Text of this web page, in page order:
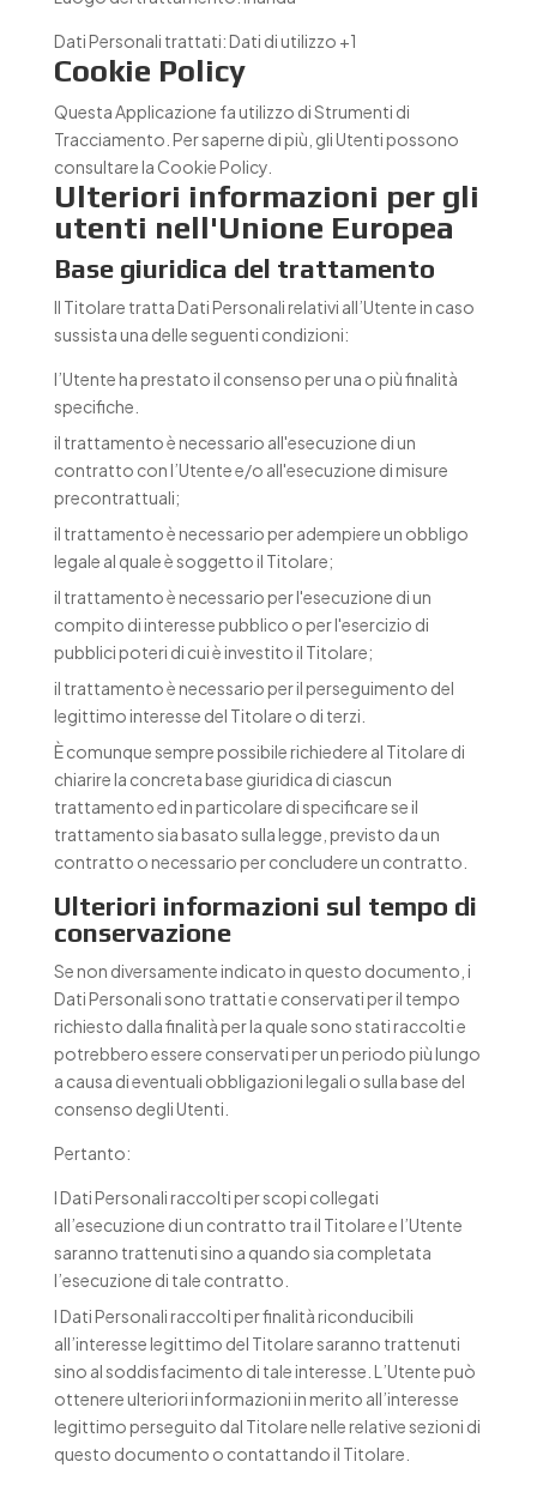
Dati Personali trattati:Dati di utilizzo +1
Cookie Policy
Questa Applicazione fa utilizzo di Strumenti di
Tracciamento. Per saperne di più, gli Utenti possono
consultare la Cookie Policy.
Ulteriori informazioni per gli
utenti nell'Unione Europea
Base giuridica del trattamento
Il Titolare tratta Dati Personali relativi all’Utente in caso
sussista una delle seguenti condizioni:
l’Utente ha prestato il consenso per una o più finalità
specifiche.
il trattamento è necessario all'esecuzione di un
contratto con l’Utente e/o all'esecuzione di misure
precontrattuali;
il trattamento è necessario per adempiere un obbligo
legale al quale è soggetto il Titolare;
il trattamento è necessario per l'esecuzione di un
compito di interesse pubblico o per l'esercizio di
pubblici poteri di cui è investito il Titolare;
il trattamento è necessario per il perseguimento del
legittimo interesse del Titolare o di terzi.
È comunque sempre possibile richiedere al Titolare di
chiarire la concreta base giuridica di ciascun
trattamento ed in particolare di specificare se il
trattamento sia basato sulla legge, previsto da un
contratto o necessario per concludere un contratto.
Ulteriori informazioni sul tempo di
conservazione
Se non diversamente indicato in questo documento, i
Dati Personali sono trattati e conservati per il tempo
richiesto dalla finalità per la quale sono stati raccolti e
potrebbero essere conservati per un periodo più lungo
a causa di eventuali obbligazioni legali o sulla base del
consenso degli Utenti.
Pertanto:
I Dati Personali raccolti per scopi collegati
all’esecuzione di un contratto tra il Titolare e l’Utente
saranno trattenuti sino a quando sia completata
l’esecuzione di tale contratto.
I Dati Personali raccolti per finalità riconducibili
all’interesse legittimo del Titolare saranno trattenuti
sino al soddisfacimento di tale interesse. L’Utente può
ottenere ulteriori informazioni in merito all’interesse
legittimo perseguito dal Titolare nelle relative sezioni di
questo documento o contattando il Titolare.